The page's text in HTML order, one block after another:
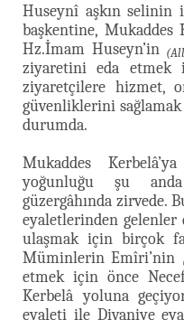
Huseynî aşkın selinin
başkentine, Mukaddes
Hz.İmam Huseyn’in
ziyaretini eda etmek
ziyaretçilere hizmet,
güvenliklerini sağlamak
durumda.
Mukaddes
yoğunluğu şu
güzergâhında zirvede.
eyaletlerinden gelenler
ulaşmak için birçok
Müminlerin Emîri’nin
etmek için önce
Kerbelâ yoluna
eyaleti ile Divaniye